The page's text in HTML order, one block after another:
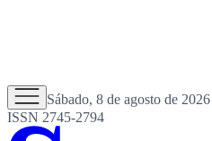
Sábado, 8 de agosto de 2026
ISSN 2745-2794